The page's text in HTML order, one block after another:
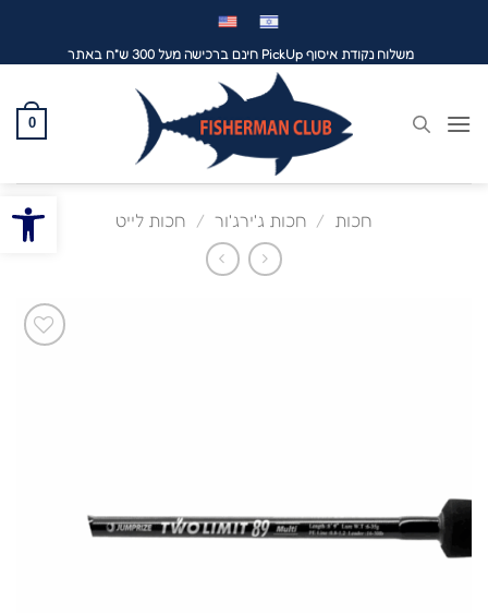
פתח
משלוח נקודת איסוף PickUp חינם ברכישה מעל 300 ש"ח באתר
0
חכות / חכות ג'ירג'ור / חכות לייט